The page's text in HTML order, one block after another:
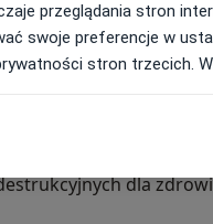
na
odżywiania.
trzymaniu się
ciałem i emocjami.
się od
dla
przeglądania stron
swoje preferencje w
stron trzecich.